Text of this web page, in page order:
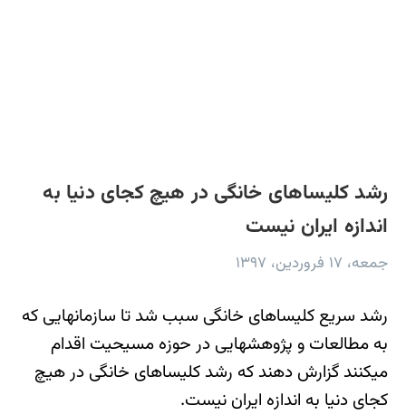
رشد کلیساهای خانگی در هیچ کجای دنیا به
اندازه ایران نیست
جمعه، ۱۷ فروردین، ۱۳۹۷
رشد سریع کلیساهای خانگی سبب شد تا سازمان‎هایی که
به مطالعات و پژوهش‎هایی در حوزه مسیحیت اقدام
می‎کنند گزارش دهند که رشد کلیساهای خانگی در هیچ
کجای دنیا به اندازه ایران نیست.